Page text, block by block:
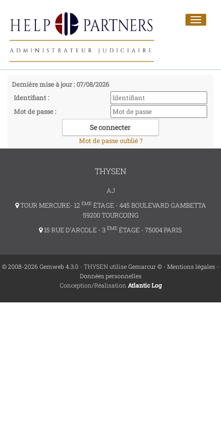
Toggle
Dernière mise à jour : 07/08/2026
Identifiant :
Mot de passe :
Mot de passe oublié ?
THYSEN
AJ
TOUR MERCURE- 12 ÈMEÉTAGE - 445 BOULEVARD GAMBETTA
59200 TOURCOING
15 RUE D'ARCOLE - 3 ÈME ÉTAGE - 75004 PARIS
© 2008-2026 Gemweb 4.3.0 - THYSEN utiliseGemarcur © - Mentions légales -
Données personnelles
Conception/Réalisation Atlantic Log